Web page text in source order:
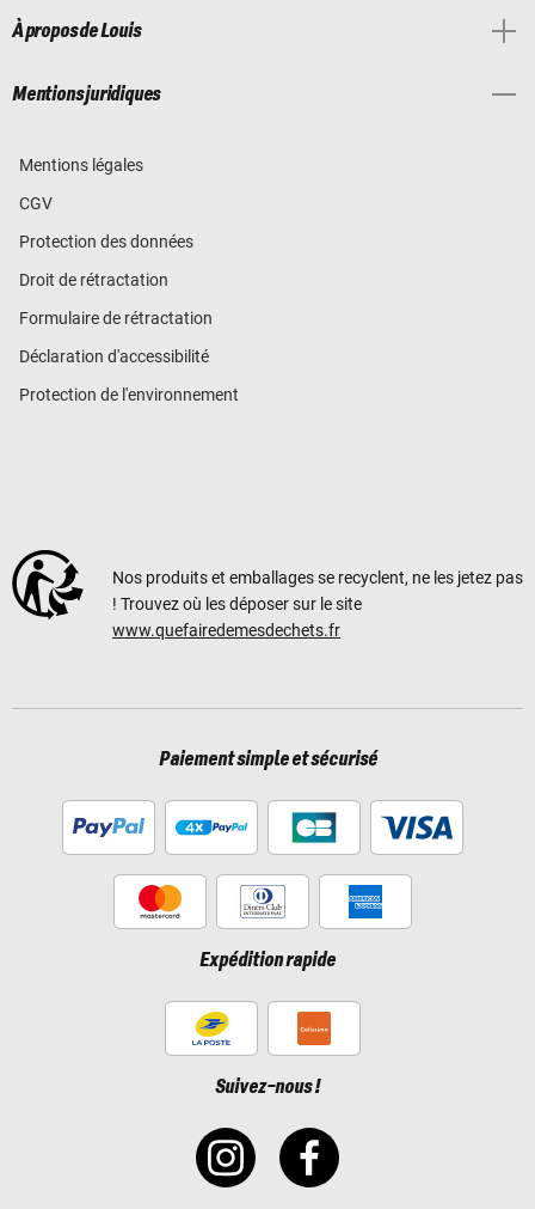
À propos de Louis
Mentions juridiques
Mentions légales
CGV
Protection des données
Droit de rétractation
Formulaire de rétractation
Déclaration d'accessibilité
Protection de l'environnement
Nos produits et emballages se recyclent, ne les jetez pas
! Trouvez où les déposer sur le site
www.quefairedemesdechets.fr
Paiement simple et sécurisé
Expédition rapide
Suivez-nous !